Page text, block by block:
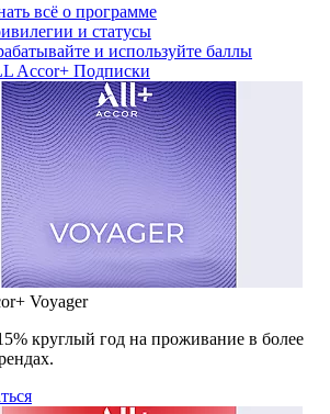
всё о программе
и статусы
и используйте баллы
Accor+ Подписки
Voyager
круглый год на проживание в более